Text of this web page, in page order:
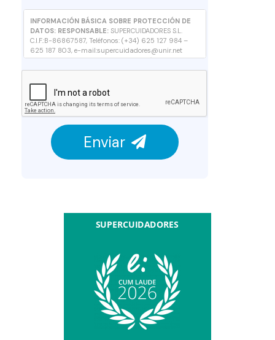
INFORMACIÓN BÁSICA SOBRE PROTECCIÓN DE
DATOS: RESPONSABLE: SUPERCUIDADORES S.L.
C.I.F.:B-86867587, Teléfonos: (+34) 625 127 984 –
625 187 803, e-mail:supercuidadores@unir.net
FINALIDAD:Solicitantes de información: contestar a
su solicitud de información, así como proporcionarle
su interés relativa a formación impartida por
SUPERCUIDADORES.
LEGITIMACIÓN:Consentimiento del interesado.
DESTINATARIOS:No comunicamos sus datos fuera
de nuestra organización o empresas afines.
DERECHOS:
Podrá ejercer sus derechos consulte la
información adicional.
INFORMACIÓN ADICIONAL:Puede consultar la
Enviar